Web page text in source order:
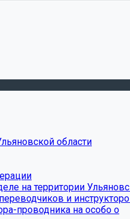
области
на территории
и
проводника на особо о